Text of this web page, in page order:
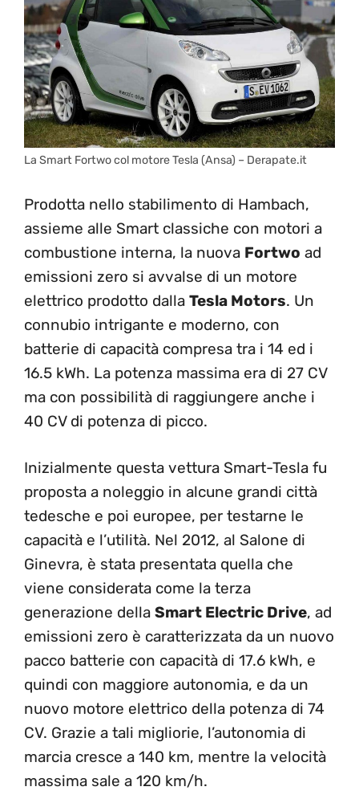
La Smart Fortwo col motore Tesla (Ansa) – Derapate.it
Prodotta nello stabilimento di Hambach,
assieme alle Smart classiche con motori a
combustione interna, la nuova Fortwo ad
emissioni zero si avvalse di un motore
elettrico prodotto dalla Tesla Motors. Un
connubio intrigante e moderno, con
batterie di capacità compresa tra i 14 ed i
16.5 kWh. La potenza massima era di 27 CV
ma con possibilità di raggiungere anche i
40 CV di potenza di picco.
Inizialmente questa vettura Smart-Tesla fu
proposta a noleggio in alcune grandi città
tedesche e poi europee, per testarne le
capacità e l’utilità. Nel 2012, al Salone di
Ginevra, è stata presentata quella che
viene considerata come la terza
generazione della Smart Electric Drive, ad
emissioni zero è caratterizzata da un nuovo
pacco batterie con capacità di 17.6 kWh, e
quindi con maggiore autonomia, e da un
nuovo motore elettrico della potenza di 74
CV. Grazie a tali migliorie, l’autonomia di
marcia cresce a 140 km, mentre la velocità
massima sale a 120 km/h.